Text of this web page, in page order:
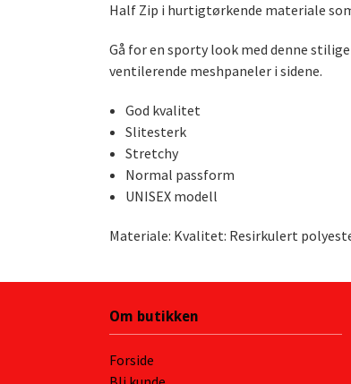
Half Zip i hurtigtørkende materiale
Gå for en sporty look med denne
ventilerende meshpaneler i sidene.
God kvalitet
Slitesterk
Stretchy
Normal passform
UNISEX modell
Materiale: Kvalitet: Resirkulert
Om butikken
Forside